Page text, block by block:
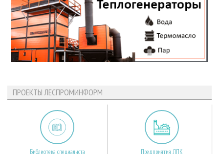
ПРОЕКТЫ ЛЕСПРОМИНФОРМ
Библиотека специалиста Предприятия ЛПК